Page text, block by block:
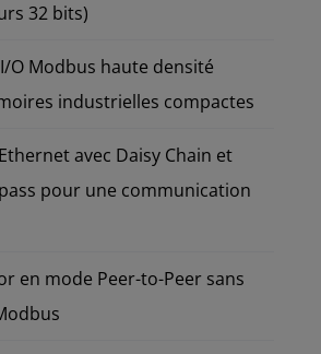
32 bits)
O Modbus haute densité
industrielles compactes
avec Daisy Chain et
pour une communication
en mode Peer-to-Peer sans